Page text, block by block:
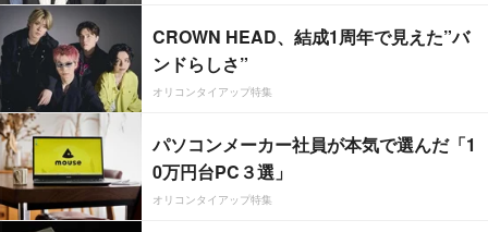
CROWN HEAD、結成1周年で見えた”バ
ンドらしさ”
オリコンタイアップ特集
パソコンメーカー社員が本気で選んだ「1
0万円台PC３選」
オリコンタイアップ特集